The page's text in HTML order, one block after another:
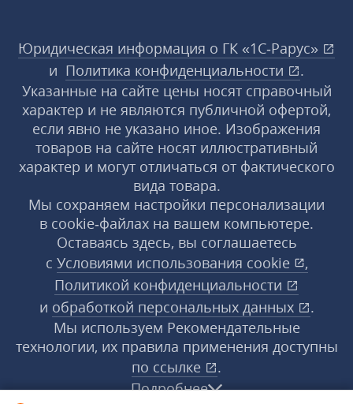
Юридическая информация о ГК «1С‑Рарус»
и Политика конфиденциальности
.
Указанные на сайте цены носят справочный
характер и не являются публичной офертой,
если явно не указано иное. Изображения
товаров на сайте носят иллюстративный
характер и могут отличаться от фактического
вида товара.
Мы сохраняем настройки персонализации
в cookie‑файлах на вашем компьютере.
Оставаясь здесь, вы соглашаетесь
с Условиями использования cookie
,
Политикой конфиденциальности
и обработкой персональных данных
.
Мы используем Рекомендательные
технологии, их правила применения доступны
по ссылке
.
Подробнее